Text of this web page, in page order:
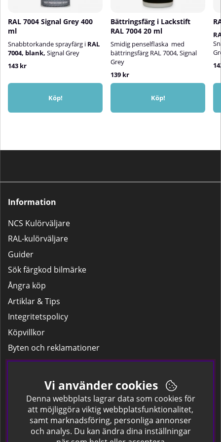
RAL 7004 Signal Grey 400
ml
Snabbtorkande sprayfärg i RAL
7004, blank, Signal Grey
143 kr
Köp!
Bättringsfärg i Lackstift
RAL 7004 20 ml
Smidig penselflaska med
bättringsfärg RAL 7004, Signal
Grey
139 kr
Köp!
Information
NCS Kulörväljare
RAL-kulörväljare
Guider
Sök färgkod bilmärke
Ångra köp
Artiklar & Tips
Integritetspolicy
Köpvillkor
Byten och reklamationer
Leverans
Hitta färgkoden på bilen.
Företagskund
Om oss
Vi använder cookies
Denna webbplats lagrar data som cookies för
att möjliggöra viktig webbplatsfunktionalitet,
samt marknadsföring, personliga annonser
och analys. Du kan ändra dina inställningar